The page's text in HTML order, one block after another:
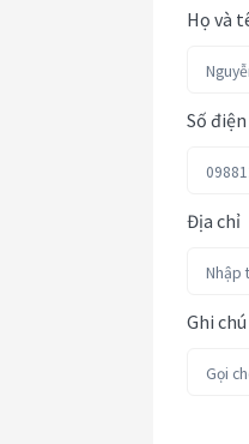
Họ và
Số
Địa chỉ
Ghi chú